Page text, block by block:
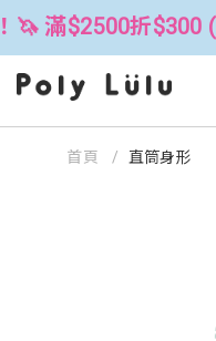
折）
首頁 直筒身形